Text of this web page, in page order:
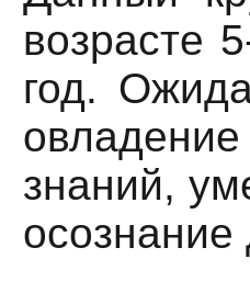
возрасте
год.
знаний,
осознание